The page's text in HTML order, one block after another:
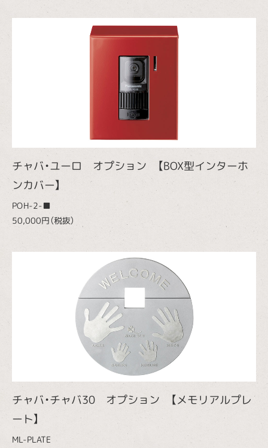
チャバ・ユーロ オプション 【BOX型インターホ
ンカバー】
POH-2-■
50,000円（税抜）
チャバ・チャバ30 オプション 【メモリアルプレ
ート】
ML-PLATE